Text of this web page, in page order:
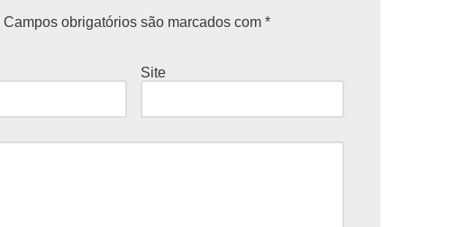
Campos obrigatórios são marcados com *
Site